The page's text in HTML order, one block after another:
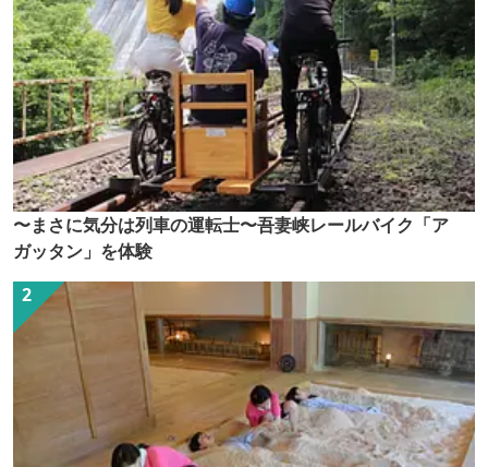
〜まさに気分は列車の運転士〜吾妻峡レールバイク「ア
ガッタン」を体験